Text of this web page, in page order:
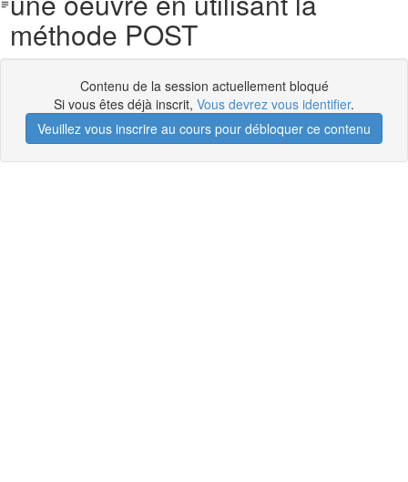
méthode POST
Contenu de la session actuellement bloqué
Si vous êtes déjà inscrit, Vous devrez vous identifier.
Veuillez vous inscrire au cours pour débloquer ce contenu